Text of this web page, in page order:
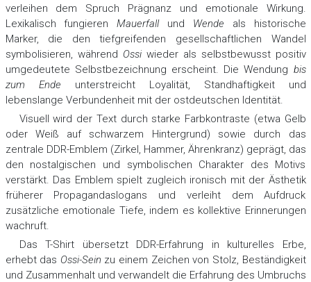
verleihen dem Spruch Prägnanz und emotionale Wirkung.
Lexikalisch fungieren Mauerfallund Wende als historische
Marker, die den tiefgreifenden gesellschaftlichen Wandel
symbolisieren, während Ossiwieder als selbstbewusst positiv
umgedeutete Selbstbezeichnung erscheint. Die Wendung bis
zum Ende unterstreicht Loyalität, Standhaftigkeit und
lebenslange Verbundenheit mit der ostdeutschen Identität.
Visuell wird der Text durch starke Farbkontraste (etwa Gelb
oder Weiß auf schwarzem Hintergrund) sowie durch das
zentrale DDR-Emblem (Zirkel, Hammer, Ährenkranz) geprägt, das
den nostalgischen und symbolischen Charakter des Motivs
verstärkt. Das Emblem spielt zugleich ironisch mit der Ästhetik
früherer Propagandaslogans und verleiht dem Aufdruck
zusätzliche emotionale Tiefe, indem es kollektive Erinnerungen
wachruft.
Das T-Shirt übersetzt DDR-Erfahrung in kulturelles Erbe,
erhebt das Ossi-Sein zu einem Zeichen von Stolz, Beständigkeit
und Zusammenhalt und verwandelt die Erfahrung des Umbruchs